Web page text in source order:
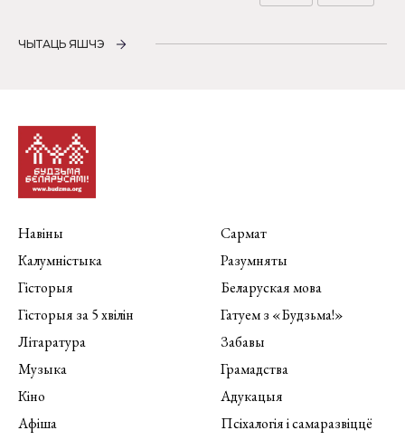
ЧЫТАЦЬ ЯШЧЭ
Навіны
Калумністыка
Гісторыя
Гісторыя за 5 хвілін
Літаратура
Музыка
Кіно
Афіша
Сармат
Разумняты
Беларуская мова
Гатуем з «Будзьма!»
Забавы
Грамадства
Адукацыя
Псіхалогія і самаразвіццё